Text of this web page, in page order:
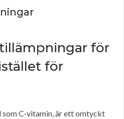
för
för
C-vitamin, är ett omtyckt